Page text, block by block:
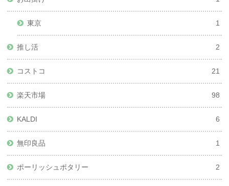
東京 1
推し活 2
コストコ 21
楽天市場 98
KALDI 6
無印良品 1
ポーリッシュポタリー 2